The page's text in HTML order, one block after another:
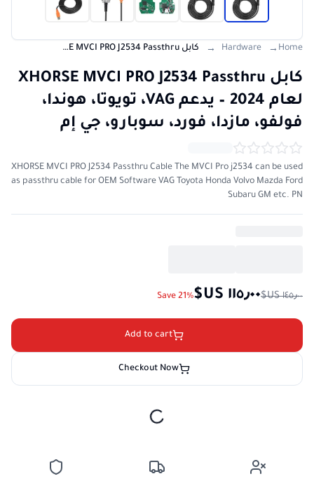
Home
→
Hardware
→ كابل XHORSE MVCI PRO J2534 Passthru لعام 2024 – يدعم VAG، تويوتا، هوندا، فولفو، مازدا، فورد، سوبارو، جي إم
كابل XHORSE MVCI PRO J2534 Passthru
لعام 2024 – يدعم VAG، تويوتا، هوندا،
فولفو، مازدا، فورد، سوبارو، جي إم
XHORSE MVCI PRO J2534 Passthru Cable The MVCI Pro j2534 can be used
as passthru cable for OEM Software VAG Toyota Honda Volvo Mazda Ford
Subaru GM etc. PN
Save 21%
Add to cart
Checkout Now